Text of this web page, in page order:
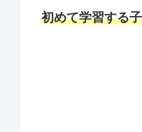
初めて学習する